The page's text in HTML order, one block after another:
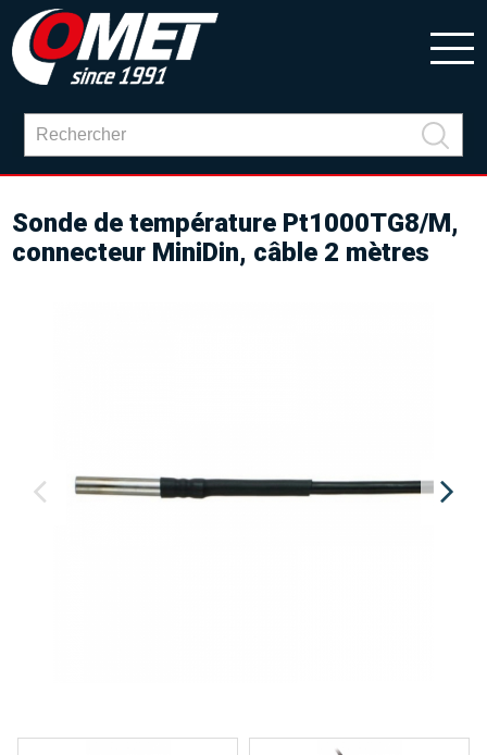
Sonde de température Pt1000TG8/M,
connecteur MiniDin, câble 2 mètres